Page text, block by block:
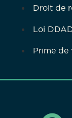
Droit de
Loi
Prime de